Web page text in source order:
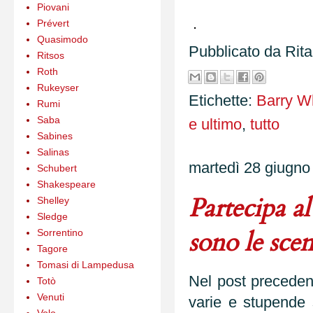
.
Pubblicato da
Etichette: Barry
e ultimo, tutto
martedì 28 giugno
Partecipa
sono le
Nel post
varie e stupende
Piovani
Prévert
Quasimodo
Ritsos
Roth
Rukeyser
Rumi
Saba
Sabines
Salinas
Schubert
Shakespeare
Shelley
Sledge
Sorrentino
Tagore
Tomasi di Lampedusa
Totò
Venuti